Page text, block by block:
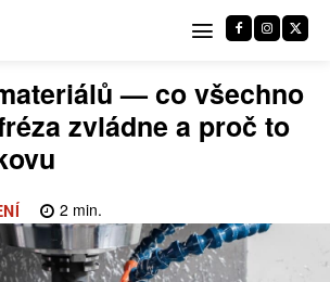
— co všechno
zvládne a proč to
2 min.